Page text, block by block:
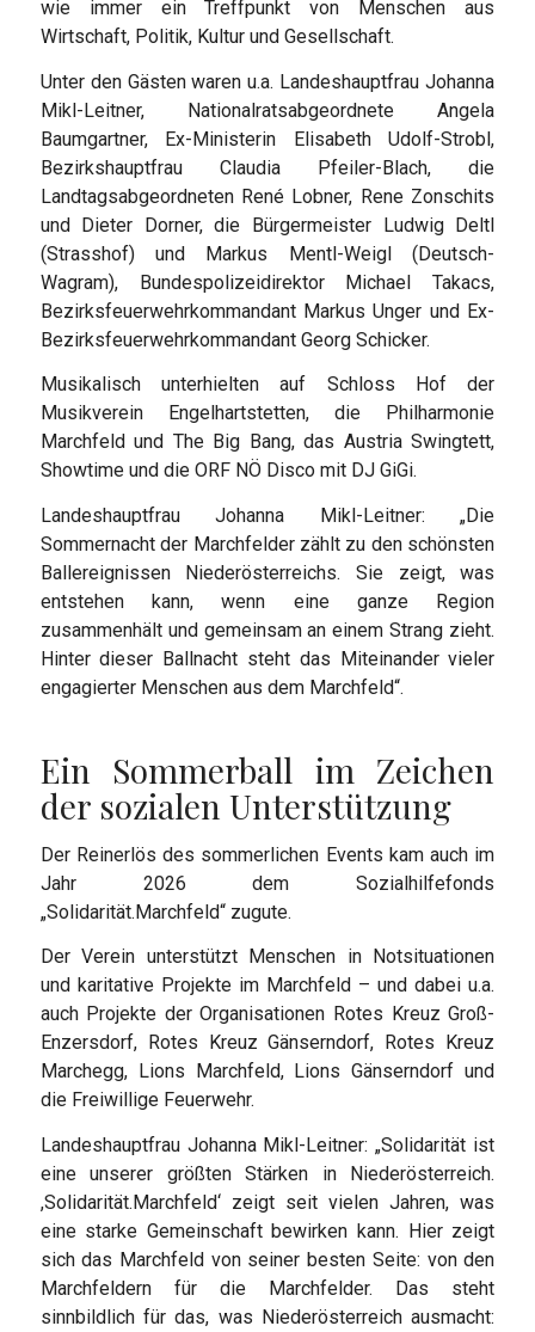
wie immer ein Treffpunkt von Menschen aus
Wirtschaft, Politik, Kultur und Gesellschaft.
Unter den Gästen waren u.a. Landeshauptfrau Johanna
Mikl-Leitner, Nationalratsabgeordnete Angela
Baumgartner, Ex-Ministerin Elisabeth Udolf-Strobl,
Bezirkshauptfrau Claudia Pfeiler-Blach, die
Landtagsabgeordneten René Lobner, Rene Zonschits
und Dieter Dorner, die Bürgermeister Ludwig Deltl
(Strasshof) und Markus Mentl-Weigl (Deutsch-
Wagram), Bundespolizeidirektor Michael Takacs,
Bezirksfeuerwehrkommandant Markus Unger und Ex-
Bezirksfeuerwehrkommandant Georg Schicker.
Musikalisch unterhielten auf Schloss Hof der
Musikverein Engelhartstetten, die Philharmonie
Marchfeld und The Big Bang, das Austria Swingtett,
Showtime und die ORF NÖ Disco mit DJ GiGi.
Landeshauptfrau Johanna Mikl-Leitner: „Die
Sommernacht der Marchfelder zählt zu den schönsten
Ballereignissen Niederösterreichs. Sie zeigt, was
entstehen kann, wenn eine ganze Region
zusammenhält und gemeinsam an einem Strang zieht.
Hinter dieser Ballnacht steht das Miteinander vieler
engagierter Menschen aus dem Marchfeld“.
Ein Sommerball im Zeichen
der sozialen Unterstützung
Der Reinerlös des sommerlichen Events kam auch im
Jahr 2026 dem Sozialhilfefonds
„Solidarität.Marchfeld“ zugute.
Der Verein unterstützt Menschen in Notsituationen
und karitative Projekte im Marchfeld – und dabei u.a.
auch Projekte der Organisationen Rotes Kreuz Groß-
Enzersdorf, Rotes Kreuz Gänserndorf, Rotes Kreuz
Marchegg, Lions Marchfeld, Lions Gänserndorf und
die Freiwillige Feuerwehr.
Landeshauptfrau Johanna Mikl-Leitner: „Solidarität ist
eine unserer größten Stärken in Niederösterreich.
,Solidarität.Marchfeld‘ zeigt seit vielen Jahren, was
eine starke Gemeinschaft bewirken kann. Hier zeigt
sich das Marchfeld von seiner besten Seite: von den
Marchfeldern für die Marchfelder. Das steht
sinnbildlich für das, was Niederösterreich ausmacht: